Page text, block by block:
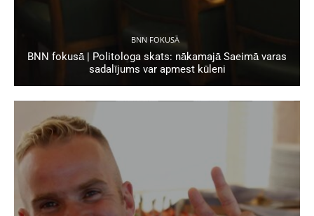
BNN FOKUSĀ
BNN fokusā | Politologa skats: nākamajā Saeimā varas
sadalījums var apmest kūleni